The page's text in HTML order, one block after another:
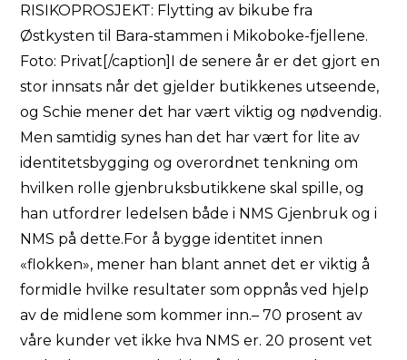
RISIKOPROSJEKT: Flytting av bikube fra
Østkysten til Bara-stammen i Mikoboke-fjellene.
Foto: Privat[/caption]I de senere år er det gjort en
stor innsats når det gjelder butikkenes utseende,
og Schie mener det har vært viktig og nødvendig.
Men samtidig synes han det har vært for lite av
identitetsbygging og overordnet tenkning om
hvilken rolle gjenbruksbutikkene skal spille, og
han utfordrer ledelsen både i NMS Gjenbruk og i
NMS på dette.For å bygge identitet innen
«flokken», mener han blant annet det er viktig å
formidle hvilke resultater som oppnås ved hjelp
av de midlene som kommer inn.– 70 prosent av
våre kunder vet ikke hva NMS er. 20 prosent vet